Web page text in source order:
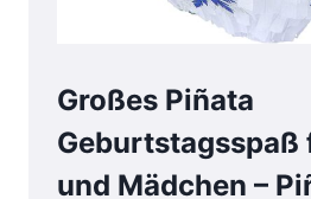
Großes Piñata
Geburtstagsspaß
und Mädchen –